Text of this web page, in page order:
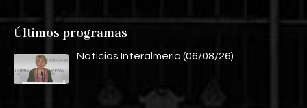
Últimos programas
Noticias Interalmería (06/08/26)